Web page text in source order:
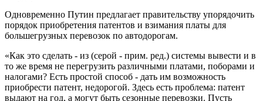
Одновременно Путин предлагает правительству упорядочить
порядок приобретения патентов и взимания платы для
большегрузных перевозок по автодорогам.
«Как это сделать - из (серой - прим. ред.) системы вывести и в
то же время не перегрузить различными платами, поборами и
налогами? Есть простой способ - дать им возможность
приобрести патент, недорогой. Здесь есть проблема: патент
выдают на год, а могут быть сезонные перевозки. Пусть